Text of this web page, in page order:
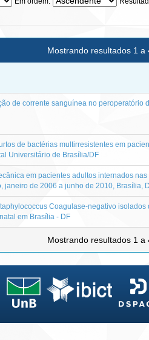
Mostrando resultados 1 a
de corrente sanguínea no peroperatório
de bactérias multirresistentes em
Universitário de Brasília/DF
em pacientes adultos internados
janeiro de 2006 a junho de 2010, Brasília,
Coagulase-negativo isolados
em Brasília - DF
Mostrando resultados 1 a